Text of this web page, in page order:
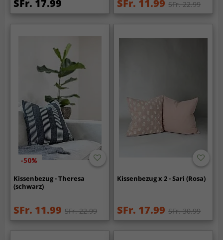
SFr. 17.99 SFr. 11.99 SFr. 22.99
-50%
Kissenbezug - Theresa
(schwarz)
SFr. 11.99 SFr. 22.99
Kissenbezug x 2 - Sari (Rosa)
SFr. 17.99 SFr. 30.99